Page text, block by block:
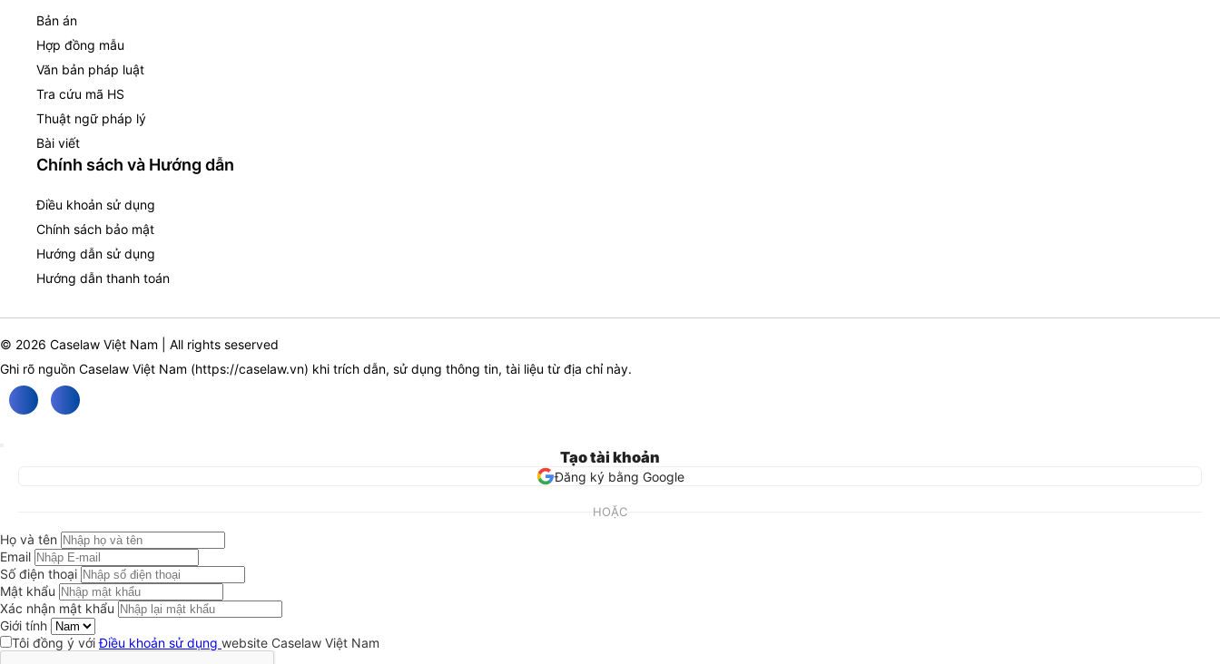
Bản án
Hợp đồng mẫu
Văn bản pháp luật
Tra cứu mã HS
Thuật ngữ pháp lý
Bài viết
Chính sách và Hướng dẫn
Điều khoản sử dụng
Chính sách bảo mật
Hướng dẫn sử dụng
Hướng dẫn thanh toán
© 2026 Caselaw Việt Nam | All rights seserved
Ghi rõ nguồn Caselaw Việt Nam (https://caselaw.vn) khi trích dẫn, sử dụng thông tin, tài liệu từ địa chỉ này.
Tạo tài khoản
Đăng ký bằng Google
HOẶC
Họ và tên
Email
Số điện thoại
Mật khẩu
Xác nhận mật khẩu
Giới tính
Tôi đồng ý vớiĐiều khoản sử dụng website Caselaw Việt Nam